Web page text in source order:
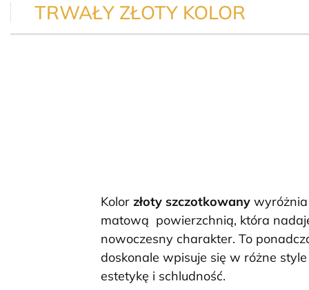
TRWAŁY ZŁOTY KOLOR
Kolorzłoty szczotkowany
matową powierzchnią, która
nowoczesny charakter. To
doskonale wpisuje się w różne
estetykę i schludność.